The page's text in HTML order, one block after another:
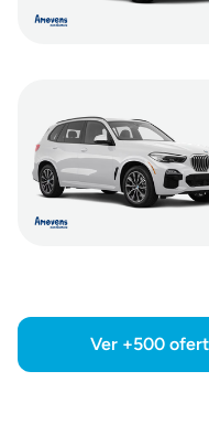
Ver +500